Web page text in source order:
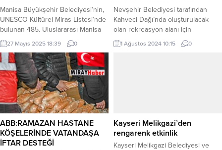
Manisa Büyükşehir Belediyesi’nin,
UNESCO Kültürel Miras Listesi’nde
bulunan 485. Uluslararası Manisa
Mesir Macunu Festivali kapsamında
düzenlediği 1. Ulusal Manisa Mesir
Fotoğrafçılar Maratonu’nda ödül
töreni ve sergi açılışı
gerçekleştirildi. Manisa Büyükşehir
Belediye Başkanı Mimar Ferdi
Zeyrek, dereceye girenlere
ödüllerini takdim etti. MANİSA
(İGFA) – Manisa Büyükşehir
Belediyesi, ülkemizin en köklü
kültürel...
27 Mayıs 2025 18:39 0
Nevşehir Belediyesi tarafından
Kahveci Dağı’nda oluşturulacak
olan rekreasyon alanı için
çalışmalar yoğun bir şekilde
sürüyor. NEVŞEHİR (İGFA) –
Başkan Yardımcıları Hasan İler ve
Veli Kırşehirli ile birlikte gittiği
çalışma...
1 Ağustos 2024 10:15 0
ABB:RAMAZAN HASTANE
KÖŞELERİNDE VATANDAŞA
İFTAR DESTEĞİ
Kayseri Melikgazi’den
rengarenk etkinlik
Kayseri Melikgazi Belediyesi ve